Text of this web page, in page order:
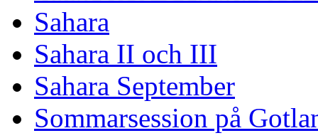
Sahara
Sahara II och III
Sahara September
Sommarsession på